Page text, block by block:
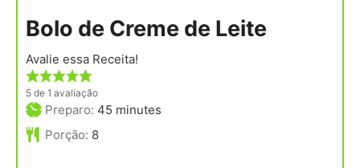
Bolo de Creme de Leite
Avalie essa Receita!
5 de 1 avaliação
Preparo: 45minutes
minutes
Porção: 8